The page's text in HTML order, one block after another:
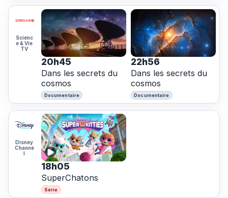
Scienc
e & Vie
TV
20h45
Dans les secrets du
cosmos
Documentaire
22h56
Dans les secrets du
cosmos
Documentaire
Disney
Channe
18h05
SuperChatons
Série